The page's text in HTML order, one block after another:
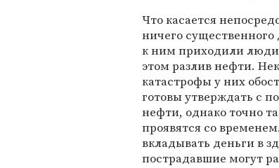
Что касается
ничего
к ним приходили люди
этом разлив нефти.
катастрофы у них
готовы утверждать с
нефти, однако точно
проявятся со
вкладывать деньги в
пострадавшие могут